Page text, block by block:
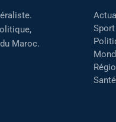
Maroc.
Sport
Santé